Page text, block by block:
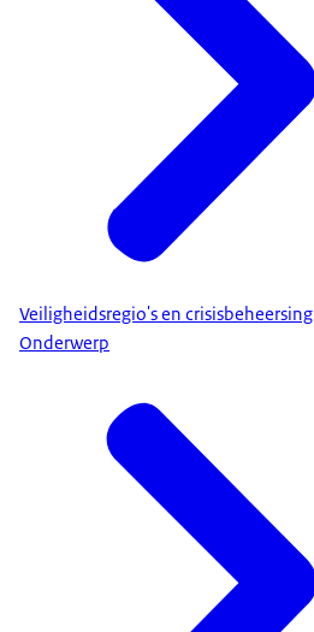
Veiligheidsregio's en crisisbeheersing
Onderwerp